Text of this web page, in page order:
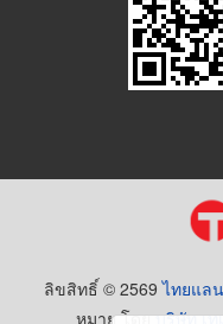
ลิขสิทธิ์ © 2569ไทยแล
หมาย โดยบริษัท เ